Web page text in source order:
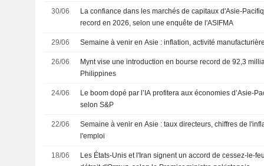
30/06
La confiance dans les marchés de capitaux d'Asie-
record en 2026, selon une enquête de l'ASIFMA
29/06 Semaine à venir en Asie : inflation, activité
26/06
Mynt vise une introduction en bourse record de 92,3
Philippines
24/06
Le boom dopé par l’IA profitera aux économies d’Asie-
selon S&P
22/06
Semaine à venir en Asie : taux directeurs, chiffres de
l'emploi
18/06
Les États-Unis et l'Iran signent un accord de cessez-le-